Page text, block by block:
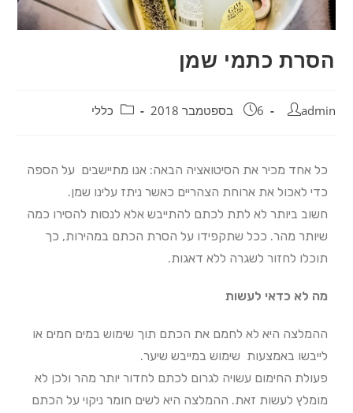
הסרת כתמי שמן
admin 6 בספטמבר 2018 כללי
כל אחד מכיר את הסיטואציה הבאה: אנו מתיישבים על הספה
כדי לאכול את ארוחת הצהריים כאשר ניתז עלינו שמן.
חשוב ביותר לא לתת לכתם להתייבש אלא לנסות להסירו כמה
שיותר מהר. ככל שתקפידו על הסרת הכתם במהירות, כך
תוכלו לחזור לשגרה ללא דאגות.
מה לא כדאי לעשות
ההמלצה היא לא לחמם את הכתם תוך שימוש במים חמים או
לייבשו באמצעות שימוש במייבש שיער.
פעולת החימום עשויה לגרום לכתם לחדור יותר מהר ולכן לא
מומלץ לעשות זאת. ההמלצה היא לשים חומר ניקוי על הכתם